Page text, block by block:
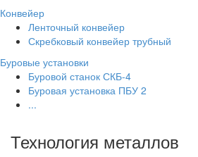
Конвейер
Ленточный конвейер
Скребковый конвейер трубный
Буровые установки
Буровой станок СКБ-4
Буровая установка ПБУ 2
...
Технология металлов